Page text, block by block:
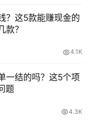
？这5款能赚现金的
款？
4.1K
一结的吗？这5个项
题
4.3K